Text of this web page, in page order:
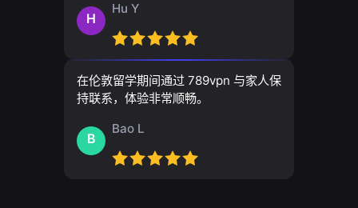
H
Hu Y
在伦敦留学期间通过 789vpn 与家人保
持联系，体验非常顺畅。
B
Bao L